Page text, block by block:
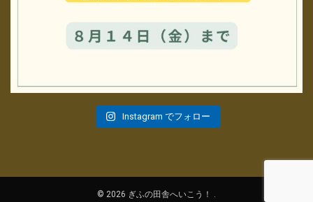
Instagram でフォロー
© 2026 ぎふの田舎へいこう！ .